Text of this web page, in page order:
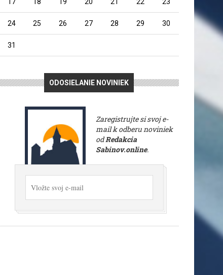
...
na korze
magických fotografií Sabinova
24 25 26 27 28 29 30
31
ODOSIELANIE NOVINIEK
Zaregistrujte si svoj e-
mail k odberu noviniek
odRedakcia
Sabinov.online.